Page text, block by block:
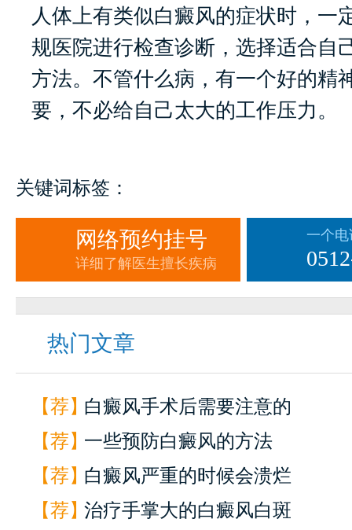
人体上有类似白癜风的症状时，一
规医院进行检查诊断，选择适合自
方法。不管什么病，有一个好的精
要，不必给自己太大的工作压力。
关键词标签：
网络预约挂号
详细了解医生擅长疾病
一个
热门文章
【荐】白癜风手术后需要注意的
【荐】一些预防白癜风的方法
【荐】白癜风严重的时候会溃烂
【荐】治疗手掌大的白癜风白斑